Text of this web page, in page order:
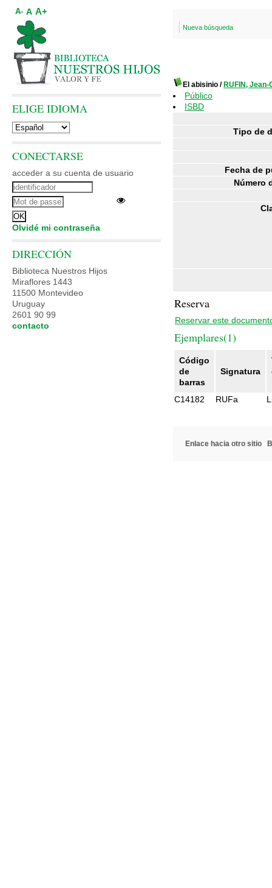
Nueva búsqueda
El abisinio / RUFIN,
Público
ISBD
Tipo de
Fecha de
Número
Reserva
Reservar este
Ejemplares(1)
Código
de
barras
Signatura
C14182
RUFa
Enlace hacia otro sitio
A- A A+
ELIGE IDIOMA
CONECTARSE
acceder a su cuenta de usuario
Olvidé mi contraseña
DIRECCIÓN
Biblioteca Nuestros Hijos
Miraflores 1443
11500 Montevideo
Uruguay
2601 90 99
contacto